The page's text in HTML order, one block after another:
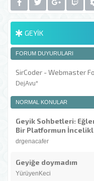
GEYIK
FORUM DUYURULARI
SirCoder - Webmaster
DejAvu*
NORMAL KONULAR
Geyik Sohbetleri:
Bir Platformun
drgenacafer
Geyiğe doymadım
YürüyenKeci